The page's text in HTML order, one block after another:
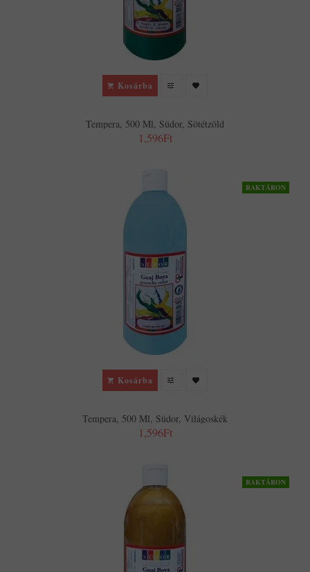
Kosárba
Tempera, 500 Ml, Südor, Sötétzöld
1,596Ft
RAKTÁRON
Kosárba
Tempera, 500 Ml, Südor, Világoskék
1,596Ft
RAKTÁRON